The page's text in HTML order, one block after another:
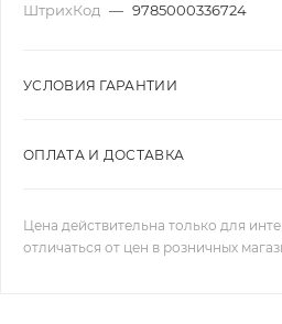
ШтрихКод — 9785000336724
УСЛОВИЯ ГАРАНТИИ
ОПЛАТА И ДОСТАВКА
Цена действительна только для
отличаться от цен в розничных